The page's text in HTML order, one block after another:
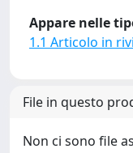
Appare nelle
1.1 Articolo in
File in questo
Non ci sono file